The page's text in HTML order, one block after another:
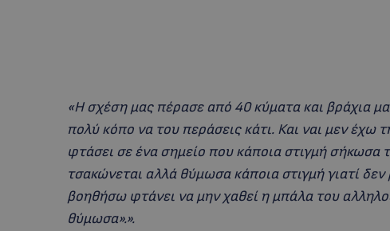
«Η σχέση μας πέρασε από 40 κύματα και βράχια
πολύ κόπο να του περάσεις κάτι. Και ναι μεν έχω
φτάσει σε ένα σημείο που κάποια στιγμή σήκωσα
τσακώνεται αλλά θύμωσα κάποια στιγμή γιατί
βοηθήσω φτάνει να μην χαθεί η μπάλα του
θύμωσα».».